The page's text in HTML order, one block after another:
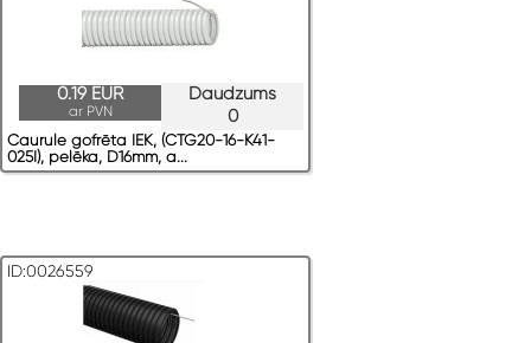
Daudzums
0
0.19 EUR
ar PVN
Caurule gofrēta IEK, (CTG20-16-K41-
025I), pelēka, D16mm, a...
ID:0026559